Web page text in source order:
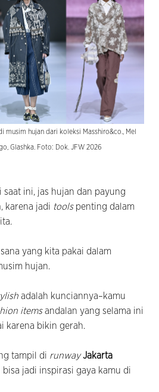
musim hujan dari koleksi Masshiro&co., Mel
Glashka. Foto: Dok. JFW 2026
saat ini, jas hujan dan payung
karena jadi tools penting dalam
yang kita pakai dalam
hujan.
adalah kunciannya–kamu
itemsandalan yang selama ini
karena bikin gerah.
tampil di runwayJakarta
bisa jadi inspirasi gaya kamu di